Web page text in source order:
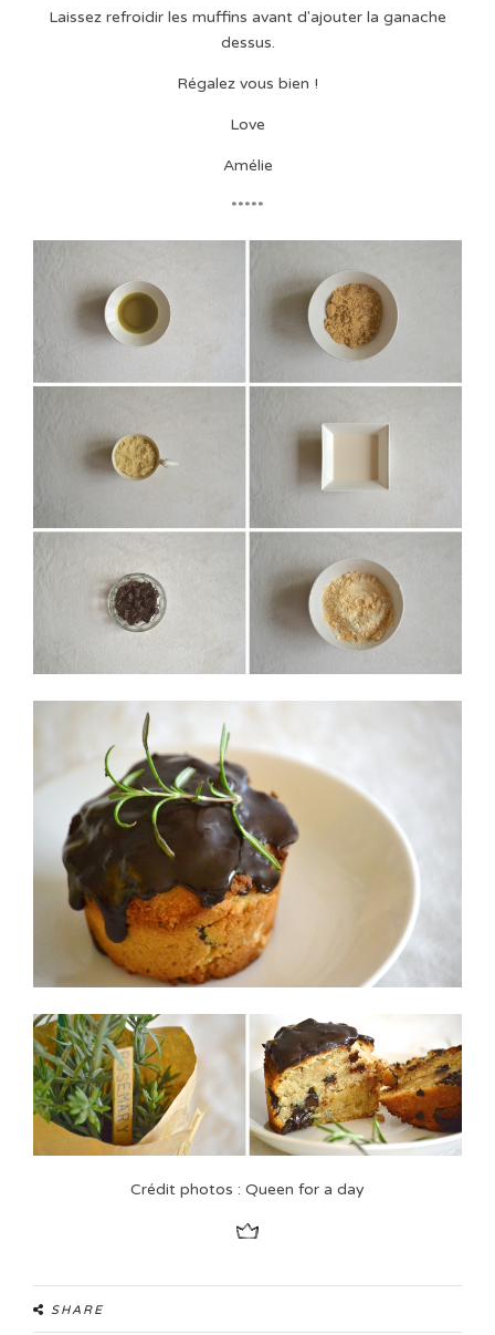
Laissez refroidir les muffins avant d'ajouter la ganache
dessus.
Régalez vous bien !
Love
Amélie
*****
Crédit photos : Queen for a day
SHARE